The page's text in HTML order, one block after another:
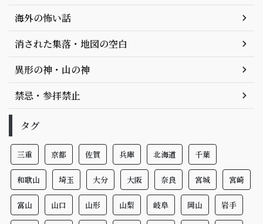
海外の怖い話
消された集落・地図の空白
異形の神・山の神
禁忌・参拝禁止
タグ
三重 京都 佐賀 兵庫 北海道 千葉
和歌山 埼玉 大分 大阪 奈良 宮城 宮崎
富山 山口 山形 山梨 岐阜 岡山 岩手